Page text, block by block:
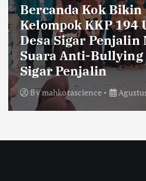
Bercanda Kok Bikin
Kelompok KKP 194
Desa Sigar Penjalin
Suara Anti-Bullying
Sigar Penjalin
Bymahkotascience